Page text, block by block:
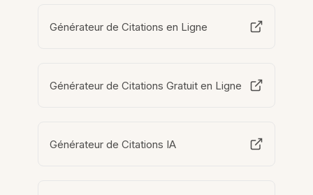
Générateur de Citations en Ligne
Générateur de Citations Gratuit en Ligne
Générateur de Citations IA